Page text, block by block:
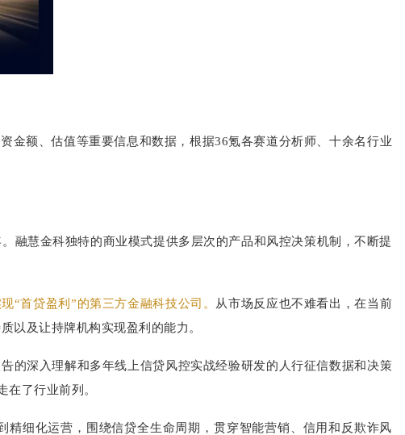
金额、估值等重要信息和数据，根据36氪各赛道分析师、十余名行业
融慧金科独特的商业模式提供多层次的产品和风控决策机制，不断提
“首贷盈利”的第三方金融科技公司。
从市场反应也不难看出，在当前
以及让持牌机构实现盈利的能力。
的深入理解和多年线上信贷风控实战经验研发的人行征信数据和决策
在了行业前列。
细化运营，围绕信贷全生命周期，贯穿智能营销、信用和反欺诈风